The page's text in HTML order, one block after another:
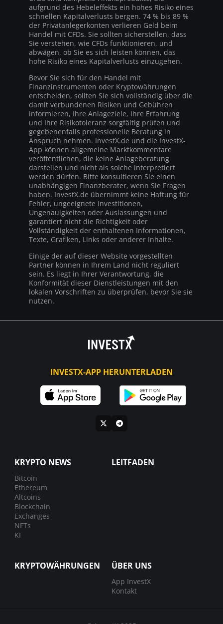
aufgrund des Hebeleffekts ein hohes Risiko eines
schnellen Kapitalverlusts bergen. 74 % bis 89 %
der Privatanlegerkonten verlieren Geld beim
Handel mit CFDs. Sie sollten sicherstellen, dass
Sie verstehen, wie CFDs funktionieren, und
abwägen, ob Sie es sich leisten können, das
hohe Risiko eines Kapitalverlusts einzugehen.
Bevor Sie sich für den Handel mit
Finanzinstrumenten oder Kryptowährungen
entscheiden, sollten Sie sich vollständig über die
damit verbundenen Risiken und Gebühren
informieren, Ihre Anlageziele, Ihre Erfahrung
und Ihre Risikotoleranz sorgfältig prüfen und
gegebenenfalls professionelle Beratung in
Anspruch nehmen. InvestX.de und die InvestX-
App können allgemeine Marktkommentare
veröffentlichen, die keine Anlageberatung
darstellen und nicht als solche interpretiert
werden dürfen. Bitte konsultieren Sie einen
unabhängigen Finanzberater, wenn Sie Fragen
haben. InvestX.de übernimmt keine Haftung für
Fehler, ungeeignete Investitionen,
Ungenauigkeiten oder Auslassungen und
garantiert nicht die Richtigkeit oder
Vollständigkeit der enthaltenen Informationen,
Texte, Grafiken, Links oder anderer Inhalte.
Einige der auf dieser Website vorgestellten
Partner können in Ihrem Land nicht reguliert
sein. Es liegt in Ihrer Verantwortung, die
Konformität dieser Dienstleistungen mit den
lokalen Vorschriften zu überprüfen, bevor Sie sie
nutzen.
INVESTX-APP HERUNTERLADEN
KRYPTO NEWS
Bitcoin
Ethereum
Altcoins
Blockchain
Exchanges
NFTs
KI
LEITFADEN
KRYPTOWÄHRUNGEN ÜBER UNS
App InvestX
Kontakt